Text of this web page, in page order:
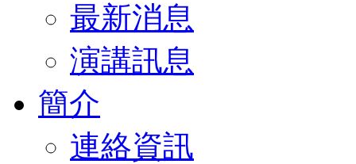
最新消息
演講訊息
簡介
連絡資訊